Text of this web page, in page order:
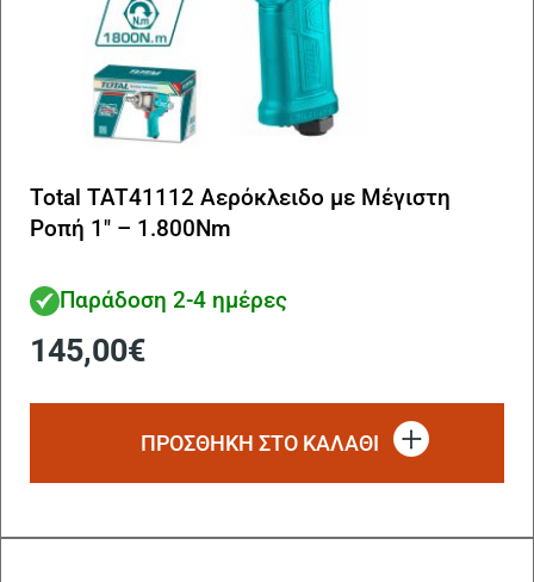
Total TAT41112 Αερόκλειδο με Μέγιστη
Ροπή 1″ – 1.800Nm
Παράδοση 2-4 ημέρες
145,00€
ΠΡΟΣΘΗΚΗ ΣΤΟ ΚΑΛΑΘΙ